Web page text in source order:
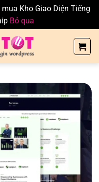
Kho Giao Diện Tiếng
Bỏ qua